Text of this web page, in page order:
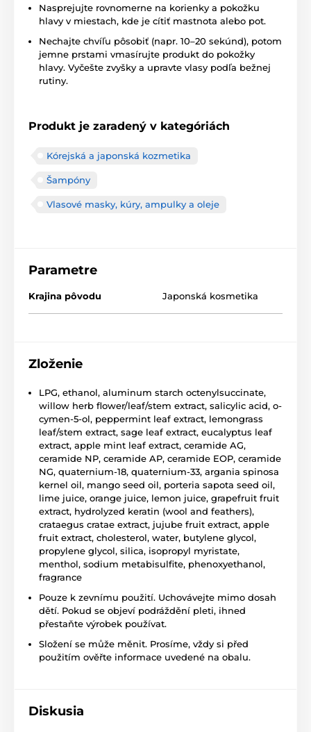
Nasprejujte rovnomerne na korienky a pokožku
hlavy v miestach, kde je cítiť mastnota alebo pot.
Nechajte chvíľu pôsobiť (napr. 10–20 sekúnd), potom
jemne prstami vmasírujte produkt do pokožky
hlavy. Vyčešte zvyšky a upravte vlasy podľa bežnej
rutiny.
Produkt je zaradený v kategóriách
Kórejská a japonská kozmetika
Šampóny
Vlasové masky, kúry, ampulky a oleje
Parametre
Krajina pôvodu Japonská kosmetika
Zloženie
LPG, ethanol, aluminum starch octenylsuccinate,
willow herb flower/leaf/stem extract, salicylic acid, o-
cymen-5-ol, peppermint leaf extract, lemongrass
leaf/stem extract, sage leaf extract, eucalyptus leaf
extract, apple mint leaf extract, ceramide AG,
ceramide NP, ceramide AP, ceramide EOP, ceramide
NG, quaternium-18, quaternium-33, argania spinosa
kernel oil, mango seed oil, porteria sapota seed oil,
lime juice, orange juice, lemon juice, grapefruit fruit
extract, hydrolyzed keratin (wool and feathers),
crataegus cratae extract, jujube fruit extract, apple
fruit extract, cholesterol, water, butylene glycol,
propylene glycol, silica, isopropyl myristate,
menthol, sodium metabisulfite, phenoxyethanol,
fragrance
Pouze k zevnímu použití. Uchovávejte mimo dosah
dětí. Pokud se objeví podráždění pleti, ihned
přestaňte výrobek používat.
Složení se může měnit. Prosíme, vždy si před
použitím ověřte informace uvedené na obalu.
Diskusia